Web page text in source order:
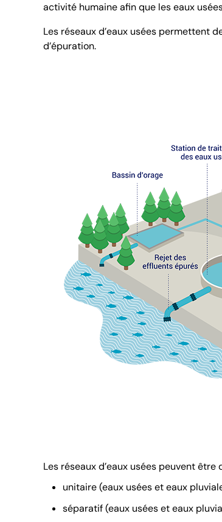
activité humaine afin que les eaux
Les réseaux d’eaux usées permettent
d’épuration.
Les réseaux d’eaux usées peuvent
unitaire (eaux usées et eaux
séparatif (eaux usées et eaux